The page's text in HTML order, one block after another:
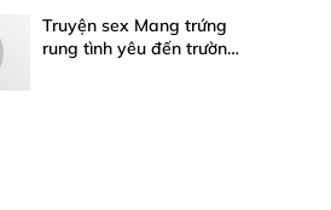
Truyện sex Mang trứng
rung tình yêu đến trường